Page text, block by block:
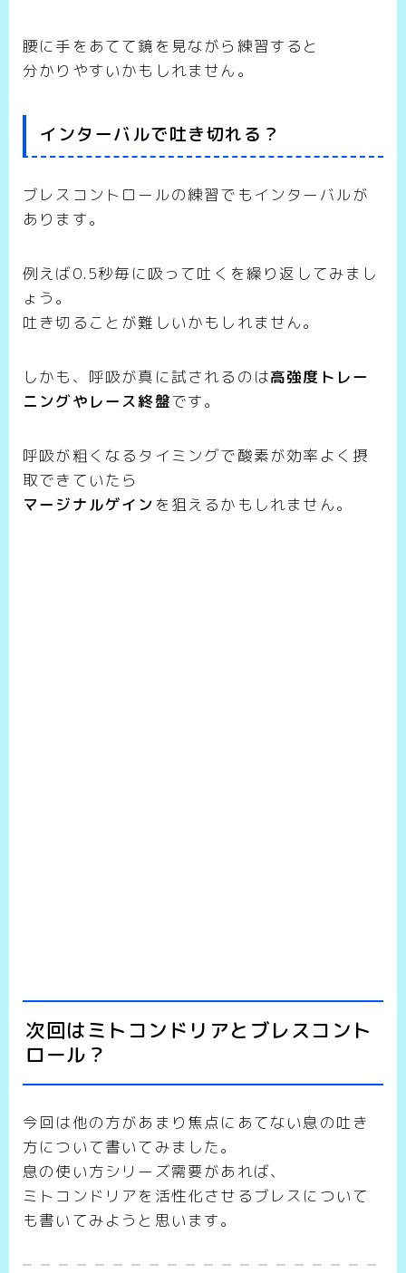
腰に手をあてて鏡を見ながら練習すると
分かりやすいかもしれません。
インターバルで吐き切れる？
ブレスコントロールの練習でもインターバルが
あります。
例えば0.5秒毎に吸って吐くを繰り返してみまし
ょう。
吐き切ることが難しいかもしれません。
しかも、呼吸が真に試されるのは高強度トレー
ニングやレース終盤です。
呼吸が粗くなるタイミングで酸素が効率よく摂
取できていたら
マージナルゲイン を狙えるかもしれません。
次回はミトコンドリアとブレスコント
ロール？
今回は他の方があまり焦点にあてない息の吐き
方について書いてみました。
息の使い方シリーズ需要があれば、
ミトコンドリアを活性化させるブレスについて
も書いてみようと思います。